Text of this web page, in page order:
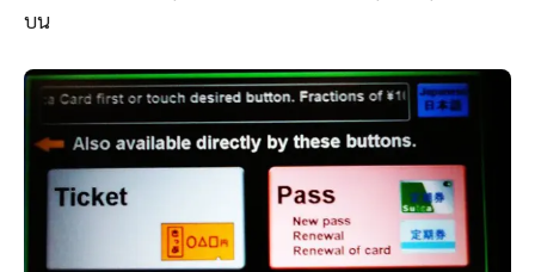
บน